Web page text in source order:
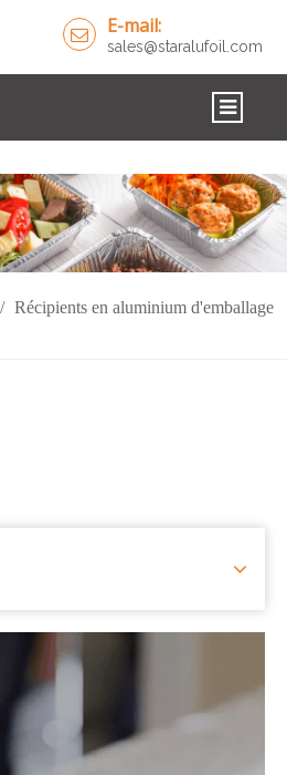
E-mail:
sales@staralufoil.com
/ Récipients en aluminium d'emballage